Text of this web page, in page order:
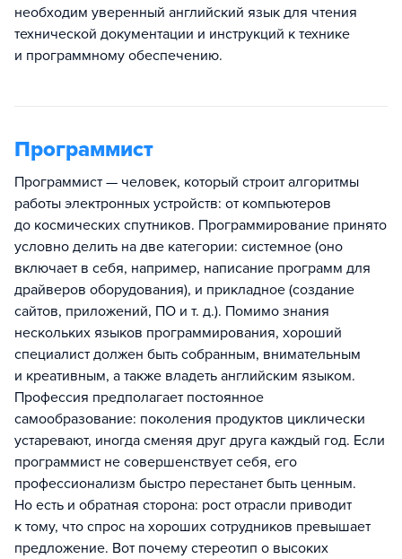
необходим уверенный английский язык для чтения
технической документации и инструкций к технике
и программному обеспечению.
Программист
Программист — человек, который строит алгоритмы
работы электронных устройств: от компьютеров
до космических спутников. Программирование принято
условно делить на две категории: системное (оно
включает в себя, например, написание программ для
драйверов оборудования), и прикладное (создание
сайтов, приложений, ПО и т. д.). Помимо знания
нескольких языков программирования, хороший
специалист должен быть собранным, внимательным
и креативным, а также владеть английским языком.
Профессия предполагает постоянное
самообразование: поколения продуктов циклически
устаревают, иногда сменяя друг друга каждый год. Если
программист не совершенствует себя, его
профессионализм быстро перестанет быть ценным.
Но есть и обратная сторона: рост отрасли приводит
к тому, что спрос на хороших сотрудников превышает
предложение. Вот почему стереотип о высоких